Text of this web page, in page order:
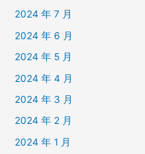
2024 年 7 月
2024 年 6 月
2024 年 5 月
2024 年 4 月
2024 年 3 月
2024 年 2 月
2024 年 1 月